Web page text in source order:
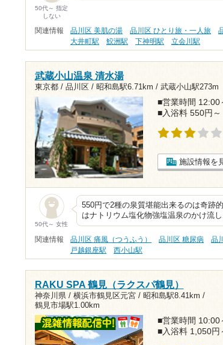
50代～ 指定
しない
関連情報 品川区 美肌の湯 品川区 ひとり旅・一人旅
大井町駅
鮫洲駅 下神明駅 立会川駅
武蔵小山温泉 清水湯
東京都 / 品川区 / 昭和島駅6.71km / 武蔵小山駅273m
■営業時間 12:00
■入浴料 550円～
施設情報を
50代～ 女性
550円で2種の泉質堪能出来るのは奇跡
はナトリウム塩化物強塩温泉のかけ流
関連情報 品川区 痛風（つうふう） 品川区 糖尿病 品
戸越銀座駅
西小山駅
RAKU SPA 鶴見（ラクスパ鶴見）
神奈川県 / 横浜市鶴見区元宮 / 昭和島駅8.41km /
鶴見市場駅1.00km
■営業時間 10:00
■入浴料 1,050円